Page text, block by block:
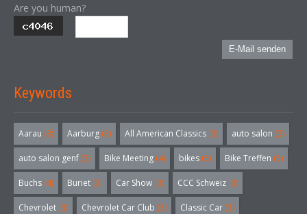
Are you human?
E-Mail senden
Keywords
Aarau (3) Aarburg (3) All American Classics (3) auto salon (3)
auto salon genf (3) Bike Meeting (4) bikes (5) Bike Treffen (5)
Buchs (4) Buriet (3) Car Show (3) CCC Schweiz (3)
Chevrolet (3) Chevrolet Car Club (3) Classic Car (3)